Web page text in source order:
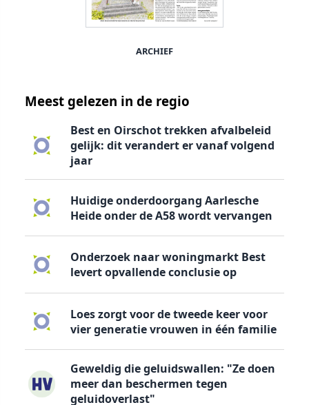
ARCHIEF
Meest gelezen in de regio
Best en Oirschot trekken afvalbeleid
gelijk: dit verandert er vanaf volgend
jaar
Huidige onderdoorgang Aarlesche
Heide onder de A58 wordt vervangen
Onderzoek naar woningmarkt Best
levert opvallende conclusie op
Loes zorgt voor de tweede keer voor
vier generatie vrouwen in één familie
Geweldig die geluidswallen: "Ze doen
meer dan beschermen tegen
geluidoverlast"